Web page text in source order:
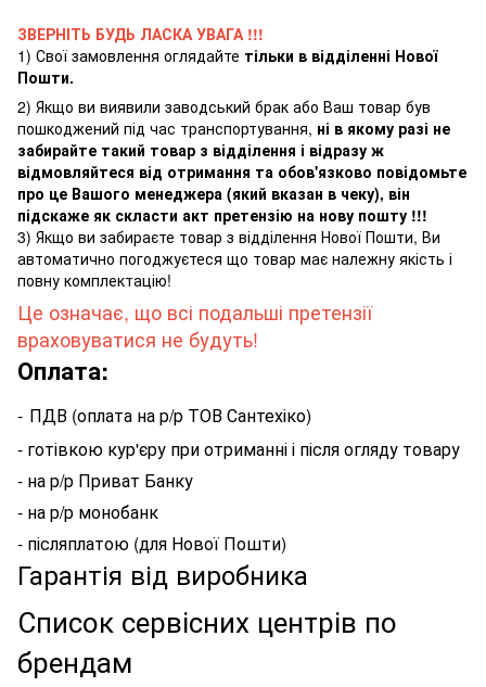
ЗВЕРНІТЬ БУДЬ ЛАСКА УВАГА !!!
1) Свої замовлення оглядайте тільки в відділенні Нової
Пошти.
2) Якщо ви виявили заводський брак або Ваш товар був
пошкоджений під час транспортування, ні в якому разі не
забирайте такий товар з відділення і відразу ж
відмовляйтеся від отримання та обов'язково повідомьте
про це Вашого менеджера (який вказан в чеку), він
підскаже як скласти акт претензію на нову пошту !!!
3) Якщо ви забираєте товар з відділення Нової Пошти, Ви
автоматично погоджуєтеся що товар має належну якість і
повну комплектацію!
Це означає, що всі подальші претензії
враховуватися не будуть!
Оплата:
- ПДВ (оплата на р/р ТОВ Сантехіко)
- готівкою кур'єру при отриманні і після огляду товару
- на р/р Приват Банку
- на р/р монобанк
- післяплатою (для Нової Пошти)
Гарантія від виробника
Список сервісних центрів по
брендам